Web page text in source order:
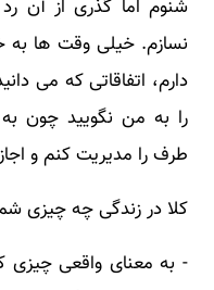
شنوم اما گذری از آن
نسازم. خیلی وقت ها به
دارم، اتفاقاتی که می
را به من نگویید چون
طرف را مدیریت کنم و
کلا در زندگی چه چیزی